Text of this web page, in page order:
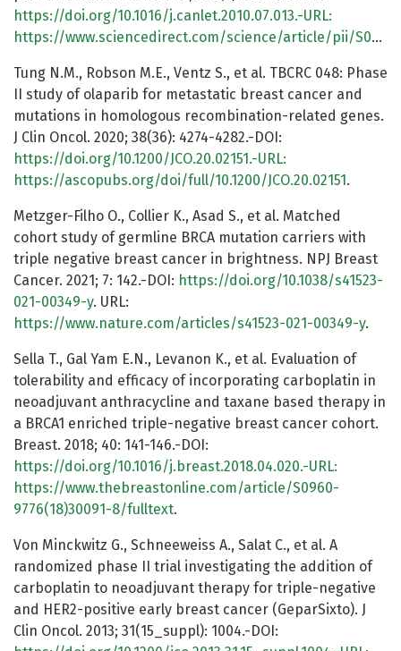
https://doi.org/10.1016/j.canlet.2010.07.013.-URL:
https://www.sciencedirect.com/science/article/pii/S0304383510004340
Tung N.M., Robson M.E., Ventz S., et al. TBCRC 048: Phase
II study of olaparib for metastatic breast cancer and
mutations in homologous recombination-related genes.
J Clin Oncol. 2020; 38(36): 4274-4282.-DOI:
https://doi.org/10.1200/JCO.20.02151.-URL:
https://ascopubs.org/doi/full/10.1200/JCO.20.02151 .
Metzger-Filho O., Collier K., Asad S., et al. Matched
cohort study of germline BRCA mutation carriers with
triple negative breast cancer in brightness. NPJ Breast
Cancer. 2021; 7: 142.-DOI: https://doi.org/10.1038/s41523-
021-00349-y. URL:
https://www.nature.com/articles/s41523-021-00349-y.
Sella T., Gal Yam E.N., Levanon K., et al. Evaluation of
tolerability and efficacy of incorporating carboplatin in
neoadjuvant anthracycline and taxane based therapy in
a BRCA1 enriched triple-negative breast cancer cohort.
Breast. 2018; 40: 141-146.-DOI:
https://doi.org/10.1016/j.breast.2018.04.020.-URL:
https://www.thebreastonline.com/article/S0960-
9776(18)30091-8/fulltext.
Von Minckwitz G., Schneeweiss A., Salat C., et al. A
randomized phase II trial investigating the addition of
carboplatin to neoadjuvant therapy for triple-negative
and HER2-positive early breast cancer (GeparSixto). J
Clin Oncol. 2013; 31(15_suppl): 1004.-DOI: